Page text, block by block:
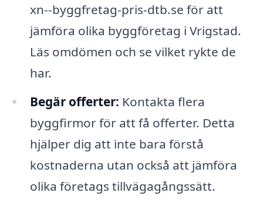
xn--byggfretag-pris-dtb.se för att
jämföra olika byggföretag i Vrigstad.
Läs omdömen och se vilket rykte de
har.
Begär offerter: Kontakta flera
byggfirmor för att få offerter. Detta
hjälper dig att inte bara förstå
kostnaderna utan också att jämföra
olika företags tillvägagångssätt.